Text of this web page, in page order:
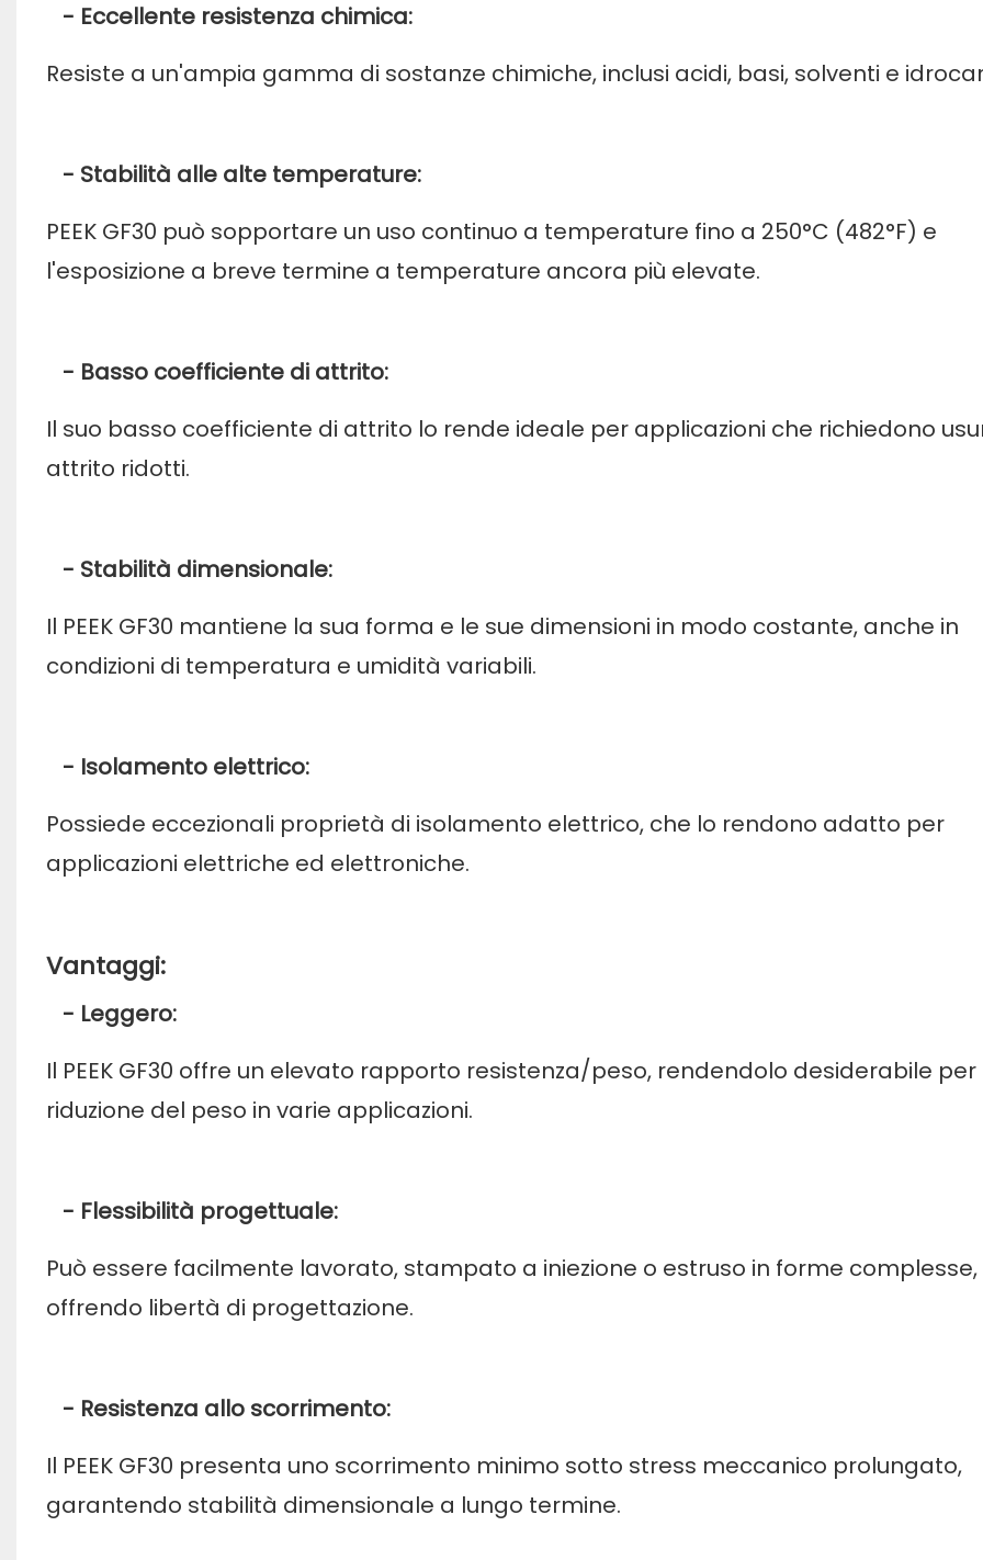
- Eccellente resistenza chimica:
Resiste a un'ampia gamma di sostanze chimiche, inclusi acidi, basi, solventi e
- Stabilità alle alte temperature:
PEEK GF30 può sopportare un uso continuo a temperature fino a 250°C (482°F) e
l'esposizione a breve termine a temperature ancora più elevate.
- Basso coefficiente di attrito:
Il suo basso coefficiente di attrito lo rende ideale per applicazioni che richiedono
attrito ridotti.
- Stabilità dimensionale:
Il PEEK GF30 mantiene la sua forma e le sue dimensioni in modo costante, anche in
condizioni di temperatura e umidità variabili.
- Isolamento elettrico:
Possiede eccezionali proprietà di isolamento elettrico, che lo rendono adatto per
applicazioni elettriche ed elettroniche.
Vantaggi:
- Leggero:
Il PEEK GF30 offre un elevato rapporto resistenza/peso, rendendolo desiderabile per
riduzione del peso in varie applicazioni.
- Flessibilità progettuale:
Può essere facilmente lavorato, stampato a iniezione o estruso in forme complesse,
offrendo libertà di progettazione.
- Resistenza allo scorrimento:
Il PEEK GF30 presenta uno scorrimento minimo sotto stress meccanico prolungato,
garantendo stabilità dimensionale a lungo termine.